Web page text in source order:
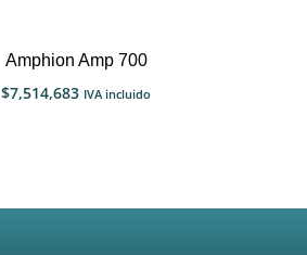
Amphion Amp 700
$7,514,683 IVA incluido